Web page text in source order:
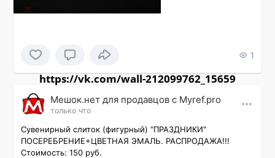
1
https://vk.com/wall-212099762_15659
Мешок.нет для продавцов c Myref.pro
только что
Сувенирный слиток (фигурный) "ПРАЗДНИКИ"
ПОСЕРЕБРЕНИЕ+ЦВЕТНАЯ ЭМАЛЬ. РАСПРОДАЖА!!!
Стоимость: 150 руб.